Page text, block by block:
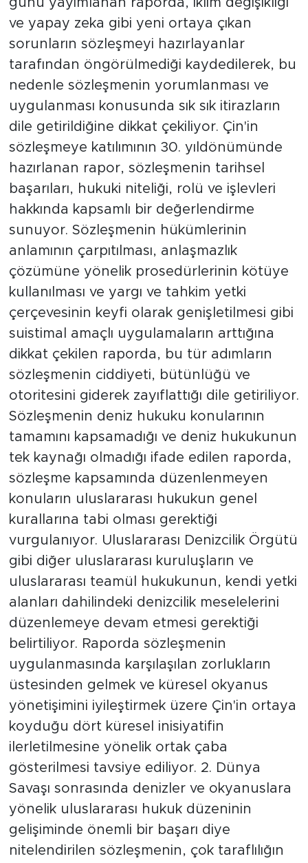
ve yapay zeka gibi yeni ortaya çıkan
sorunların sözleşmeyi hazırlayanlar
tarafından öngörülmediği kaydedilerek, bu
nedenle sözleşmenin yorumlanması ve
uygulanması konusunda sık sık itirazların
dile getirildiğine dikkat çekiliyor. Çin'in
sözleşmeye katılımının 30. yıldönümünde
hazırlanan rapor, sözleşmenin tarihsel
başarıları, hukuki niteliği, rolü ve işlevleri
hakkında kapsamlı bir değerlendirme
sunuyor. Sözleşmenin hükümlerinin
anlamının çarpıtılması, anlaşmazlık
çözümüne yönelik prosedürlerinin kötüye
kullanılması ve yargı ve tahkim yetki
çerçevesinin keyfi olarak genişletilmesi gibi
suistimal amaçlı uygulamaların arttığına
dikkat çekilen raporda, bu tür adımların
sözleşmenin ciddiyeti, bütünlüğü ve
otoritesini giderek zayıflattığı dile getiriliyor.
Sözleşmenin deniz hukuku konularının
tamamını kapsamadığı ve deniz hukukunun
tek kaynağı olmadığı ifade edilen raporda,
sözleşme kapsamında düzenlenmeyen
konuların uluslararası hukukun genel
kurallarına tabi olması gerektiği
vurgulanıyor. Uluslararası Denizcilik Örgütü
gibi diğer uluslararası kuruluşların ve
uluslararası teamül hukukunun, kendi yetki
alanları dahilindeki denizcilik meselelerini
düzenlemeye devam etmesi gerektiği
belirtiliyor. Raporda sözleşmenin
uygulanmasında karşılaşılan zorlukların
üstesinden gelmek ve küresel okyanus
yönetişimini iyileştirmek üzere Çin'in ortaya
koyduğu dört küresel inisiyatifin
ilerletilmesine yönelik ortak çaba
gösterilmesi tavsiye ediliyor. 2. Dünya
Savaşı sonrasında denizler ve okyanuslara
yönelik uluslararası hukuk düzeninin
gelişiminde önemli bir başarı diye
nitelendirilen sözleşmenin, çok taraflılığın